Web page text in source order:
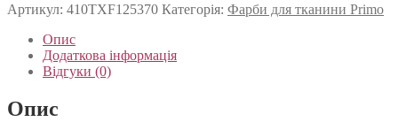
Артикул: 410TXF125370 Категорія: Фарби для тканини Primo
Опис
Додаткова інформація
Відгуки (0)
Опис